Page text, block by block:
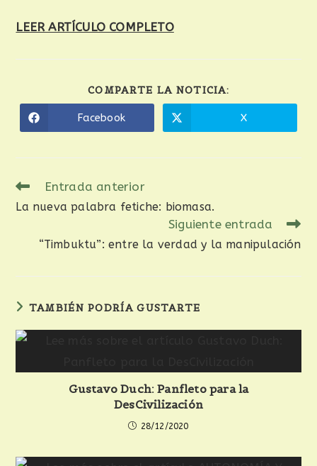
LEER ARTÍCULO COMPLETO
COMPARTE LA NOTICIA:
Facebook X
Entrada anterior
La nueva palabra fetiche: biomasa.
Siguiente entrada
“Timbuktu”: entre la verdad y la manipulación
TAMBIÉN PODRÍA GUSTARTE
Gustavo Duch: Panfleto para la
DesCivilización
28/12/2020